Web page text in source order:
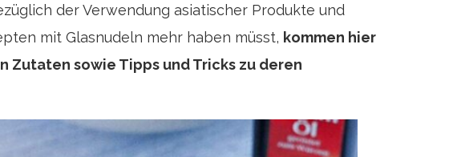
der Verwendung asiatischer Produkte und
mit Glasnudeln mehr haben müsst, kommen hier
Zutaten sowie Tipps und Tricks zu deren